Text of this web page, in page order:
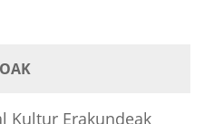
Kultur Erakundeak